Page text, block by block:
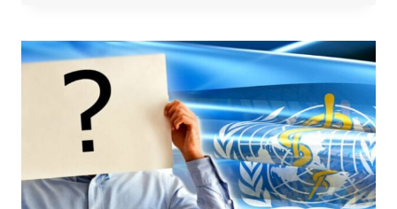
PANDEMITRAKTAT
BESEJRET,
I
MINDSTE